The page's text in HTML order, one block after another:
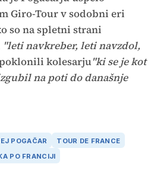
Giro-Tour v sodobni eri
so na spletni strani
"leti navkreber, leti navzdol,
kolesarju"ki se je kot
na poti do današnje
POGAČAR
TOUR DE FRANCE
PO FRANCIJI